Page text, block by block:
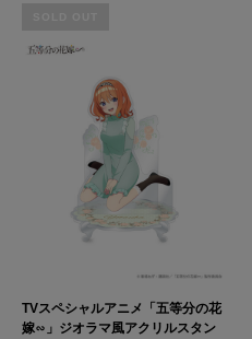
TVスペシャルアニメ「五等分の花
嫁∽」ジオラマ風アクリルスタン